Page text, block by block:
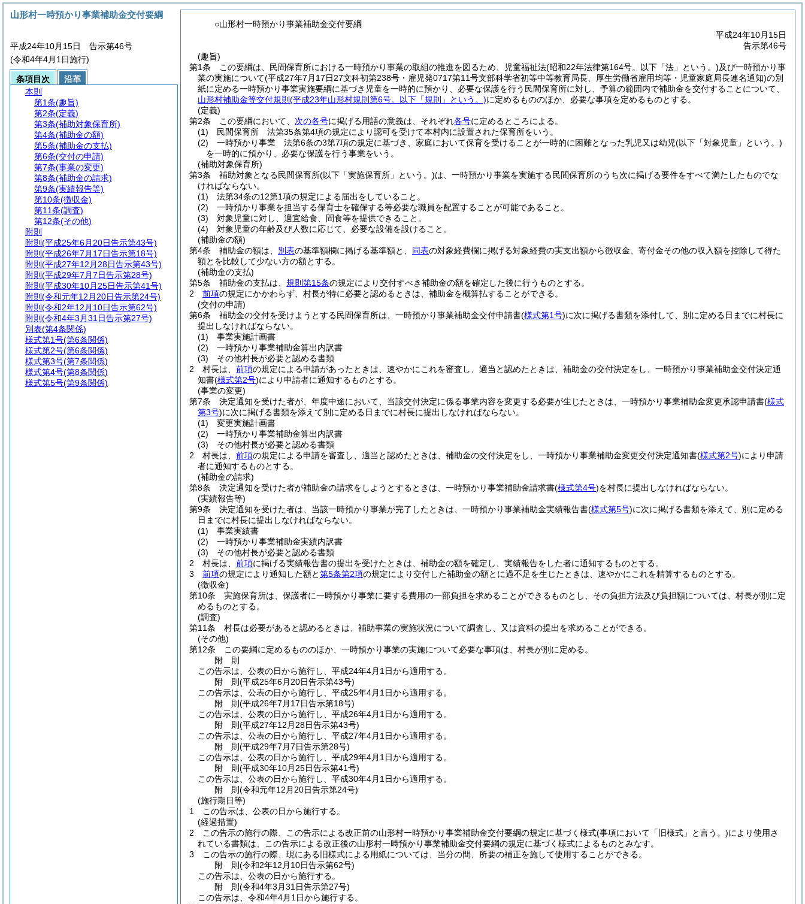
○山形村一時預かり事業補助金交付要綱
平成24年10月15日
告示第46号
(趣旨)
第1条
この要綱は、民間保育所における一時預かり事業の取組の推進を図るため、児童福祉法(昭和22年法律第164号。以下「法」という。)及び一時預かり事
業の実施について(平成27年7月17日27文科初第238号・雇児発0717第11号文部科学省初等中等教育局長、厚生労働省雇用均等・児童家庭局長連名通知)の別
紙に定める一時預かり事業実施要綱に基づき児童を一時的に預かり、必要な保護を行う民間保育所に対し、予算の範囲内で補助金を交付することについて、
山形村補助金等交付規則 (平成23年山形村規則第6号。以下「規則」という。)に定めるもののほか、必要な事項を定めるものとする。
(定義)
第2条
この要綱において、 次の各号に掲げる用語の意義は、それぞれ各号に定めるところによる。
(1)
民間保育所 法第35条第4項の規定により認可を受けて本村内に設置された保育所をいう。
(2)
一時預かり事業 法第6条の3第7項の規定に基づき、家庭において保育を受けることが一時的に困難となった乳児又は幼児(以下「対象児童」という。)
を一時的に預かり、必要な保護を行う事業をいう。
(補助対象保育所)
第3条
補助対象となる民間保育所(以下「実施保育所」という。)は、一時預かり事業を実施する民間保育所のうち次に掲げる要件をすべて満たしたものでな
ければならない。
(1)
法第34条の12第1項の規定による届出をしていること。
(2)
一時預かり事業を担当する保育士を確保する等必要な職員を配置することが可能であること。
(3)
対象児童に対し、適宜給食、間食等を提供できること。
(4)
対象児童の年齢及び人数に応じて、必要な設備を設けること。
(補助金の額)
第4条
補助金の額は、 別表の基準額欄に掲げる基準額と、 同表の対象経費欄に掲げる対象経費の実支出額から徴収金、寄付金その他の収入額を控除して得た
額とを比較して少ない方の額とする。
(補助金の支払)
第5条
補助金の支払は、 規則第15条の規定により交付すべき補助金の額を確定した後に行うものとする。
2
前項の規定にかかわらず、村長が特に必要と認めるときは、補助金を概算払することができる。
(交付の申請)
第6条
補助金の交付を受けようとする民間保育所は、一時預かり事業補助金交付申請書(様式第1号)に次に掲げる書類を添付して、別に定める日までに村長に
提出しなければならない。
(1)
事業実施計画書
(2)
一時預かり事業補助金算出内訳書
(3)
その他村長が必要と認める書類
2
村長は、 前項の規定による申請があったときは、速やかにこれを審査し、適当と認めたときは、補助金の交付決定をし、一時預かり事業補助金交付決定通
知書(様式第2号)により申請者に通知するものとする。
(事業の変更)
第7条
決定通知を受けた者が、年度中途において、当該交付決定に係る事業内容を変更する必要が生じたときは、一時預かり事業補助金変更承認申請書(様式
第3号)に次に掲げる書類を添えて別に定める日までに村長に提出しなければならない。
(1)
変更実施計画書
(2)
一時預かり事業補助金算出内訳書
(3)
その他村長が必要と認める書類
2
村長は、 前項の規定による申請を審査し、適当と認めたときは、補助金の交付決定をし、一時預かり事業補助金変更交付決定通知書(様式第2号)により申請
者に通知するものとする。
(補助金の請求)
第8条
決定通知を受けた者が補助金の請求をしようとするときは、一時預かり事業補助金請求書(様式第4号)を村長に提出しなければならない。
(実績報告等)
第9条
決定通知を受けた者は、当該一時預かり事業が完了したときは、一時預かり事業補助金実績報告書(様式第5号)に次に掲げる書類を添えて、別に定める
日までに村長に提出しなければならない。
(1)
事業実績書
(2)
一時預かり事業補助金実績内訳書
(3)
その他村長が必要と認める書類
2
村長は、 前項に掲げる実績報告書の提出を受けたときは、補助金の額を確定し、実績報告をした者に通知するものとする。
3
前項の規定により通知した額と第5条第2項の規定により交付した補助金の額とに過不足を生じたときは、速やかにこれを精算するものとする。
(徴収金)
第10条
実施保育所は、保護者に一時預かり事業に要する費用の一部負担を求めることができるものとし、その負担方法及び負担額については、村長が別に定
めるものとする。
(調査)
第11条
村長は必要があると認めるときは、補助事業の実施状況について調査し、又は資料の提出を求めることができる。
(その他)
第12条
この要綱に定めるもののほか、一時預かり事業の実施について必要な事項は、村長が別に定める。
附 則
この告示は、公表の日から施行し、平成24年4月1日から適用する。
附 則(平成25年6月20日告示第43号)
この告示は、公表の日から施行し、平成25年4月1日から適用する。
附 則(平成26年7月17日告示第18号)
この告示は、公表の日から施行し、平成26年4月1日から適用する。
附 則(平成27年12月28日告示第43号)
この告示は、公表の日から施行し、平成27年4月1日から適用する。
附 則(平成29年7月7日告示第28号)
この告示は、公表の日から施行し、平成29年4月1日から適用する。
附 則(平成30年10月25日告示第41号)
この告示は、公表の日から施行し、平成30年4月1日から適用する。
附 則(令和元年12月20日告示第24号)
(施行期日等)
1
この告示は、公表の日から施行する。
(経過措置)
2
この告示の施行の際、この告示による改正前の山形村一時預かり事業補助金交付要綱の規定に基づく様式(事項において「旧様式」と言う。)により使用さ
れている書類は、この告示による改正後の山形村一時預かり事業補助金交付要綱の規定に基づく様式によるものとみなす。
3
この告示の施行の際、現にある旧様式による用紙については、当分の間、所要の補正を施して使用することができる。
附 則(令和2年12月10日告示第62号)
この告示は、公表の日から施行する。
附 則(令和4年3月31日告示第27号)
この告示は、令和4年4月1日から施行する。
山形村一時預かり事業補助金交付要綱
平成24年10月15日 告示第46号
(令和4年4月1日施行)
条項目次
沿革
本則
第1条(趣旨)
第2条(定義)
第3条(補助対象保育所)
第4条(補助金の額)
第5条(補助金の支払)
第6条(交付の申請)
第7条(事業の変更)
第8条(補助金の請求)
第9条(実績報告等)
第10条(徴収金)
第11条(調査)
第12条(その他)
附則
附則 (平成25年6月20日告示第43号)
附則 (平成26年7月17日告示第18号)
附則 (平成27年12月28日告示第43号)
附則 (平成29年7月7日告示第28号)
附則 (平成30年10月25日告示第41号)
附則 (令和元年12月20日告示第24号)
附則 (令和2年12月10日告示第62号)
附則 (令和4年3月31日告示第27号)
別表(第4条関係)
様式第1号(第6条関係)
様式第2号(第6条関係)
様式第3号(第7条関係)
様式第4号(第8条関係)
様式第5号(第9条関係)